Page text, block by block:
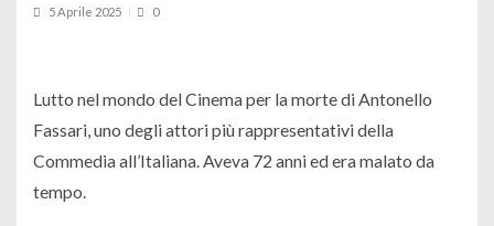
5 Aprile 2025 0
Lutto nel mondo del Cinema per la morte di Antonello
Fassari, uno degli attori più rappresentativi della
Commedia all’Italiana. Aveva 72 anni ed era malato da
tempo.